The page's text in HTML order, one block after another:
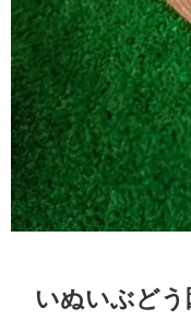
いぬいぶど